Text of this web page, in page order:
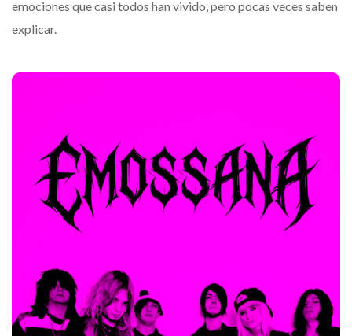
emociones que casi todos han vivido, pero pocas veces saben
explicar.